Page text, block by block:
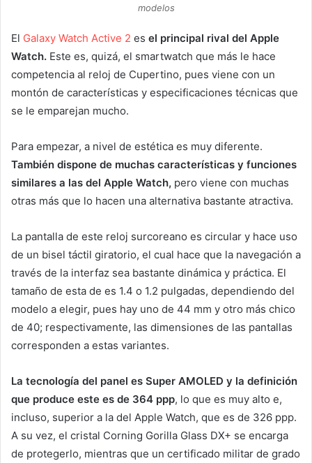
modelos
El Galaxy Watch Active 2 es el principal rival del Apple
Watch. Este es, quizá, el smartwatch que más le hace
competencia al reloj de Cupertino, pues viene con un
montón de características y especificaciones técnicas que
se le emparejan mucho.
Para empezar, a nivel de estética es muy diferente.
También dispone de muchas características y funciones
similares a las del Apple Watch, pero viene con muchas
otras más que lo hacen una alternativa bastante atractiva.
La pantalla de este reloj surcoreano es circular y hace uso
de un bisel táctil giratorio, el cual hace que la navegación a
través de la interfaz sea bastante dinámica y práctica. El
tamaño de esta de es 1.4 o 1.2 pulgadas, dependiendo del
modelo a elegir, pues hay uno de 44 mm y otro más chico
de 40; respectivamente, las dimensiones de las pantallas
corresponden a estas variantes.
La tecnología del panel es Super AMOLED y la definición
que produce este es de 364 ppp, lo que es muy alto e,
incluso, superior a la del Apple Watch, que es de 326 ppp.
A su vez, el cristal Corning Gorilla Glass DX+ se encarga
de protegerlo, mientras que un certificado militar de grado